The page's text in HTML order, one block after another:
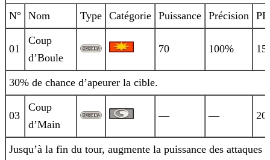
N° Nom Type Catégorie Puissance Précision PP
01
Coup
d’Boule
70 100% 15
30% de chance d’apeurer la cible.
03
Coup
d’Main
— — 20
Jusqu’à la fin du tour, augmente la puissance des attaques